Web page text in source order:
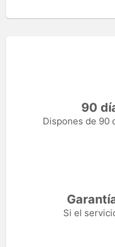
90
Dispones de 90
Si el